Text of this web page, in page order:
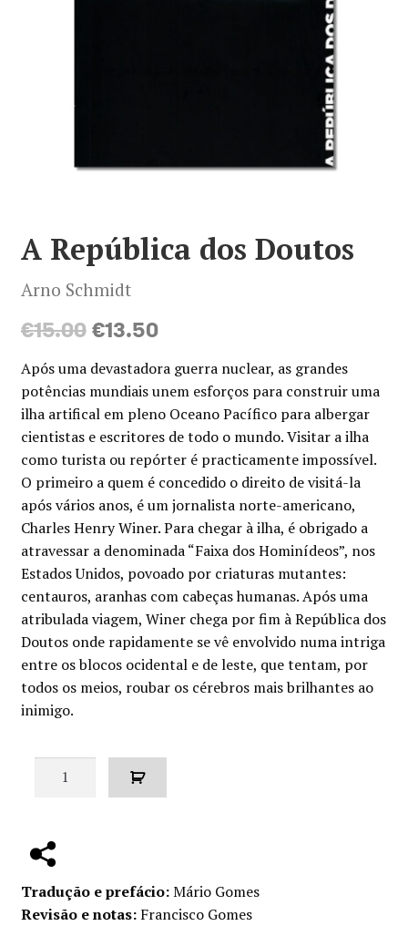
Mapa do site
A República dos Doutos
Arno Schmidt
€15.00 O
preço
original
era:
€15.00.
€13.50O
preço
atual
é:
€13.50.
Após uma devastadora guerra nuclear, as grandes
potências mundiais unem esforços para construir uma
ilha artifical em pleno Oceano Pacífico para albergar
cientistas e escritores de todo o mundo. Visitar a ilha
como turista ou repórter é practicamente impossível.
O primeiro a quem é concedido o direito de visitá-la
após vários anos, é um jornalista norte-americano,
Charles Henry Winer. Para chegar à ilha, é obrigado a
atravessar a denominada “Faixa dos Hominídeos”, nos
Estados Unidos, povoado por criaturas mutantes:
centauros, aranhas com cabeças humanas. Após uma
atribulada viagem, Winer chega por fim à República dos
Doutos onde rapidamente se vê envolvido numa intriga
entre os blocos ocidental e de leste, que tentam, por
todos os meios, roubar os cérebros mais brilhantes ao
inimigo.
Quantidade
dos
Doutos
Tradução e prefácio:Mário Gomes
Revisão e notas:Francisco Gomes